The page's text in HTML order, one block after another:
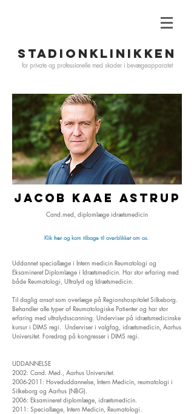
STADIONKLINIKKEN
for private og professionelle med skader i bevægeapparatet
Jaco b KAAe Astrup
Cand.med, diplomlæge idrætsmedicin
Klikherog kom tilbage til overblikket om os.
Uddannet speciallæge i Intern medicin Reumatologi og
Eksamineret Diplomlæge i Idrætsmedicin. Har stor erfaring med
både Reumatologi, Ultralyd og Idrætsmedicin.
Til daglig ansat som overlæge på Regionshospitalet Silkeborg.
Behandler alle typer af Reumatologiske Patienter og har stor
erfaring med ultralydsscanning. Underviser på idrætsmedicinske
kursur i DIMS regi. Underviser i valgfag, idrætsmedicin, Aarhus
Universitet. Foredrag på kongresser i DIMS regi.
UDDANNELSE
2002: Cand. Med., Aarhus Universitet.
2006-2011 : Hoveduddannelse, Intern Medicin, reumatologi i
Silkeborg og Aarhus (NBG).
2006: Eksamineret diplomlæge, idrætsmedicin.
2011: Speciallæge, Intern Medicin, Reumatologi.